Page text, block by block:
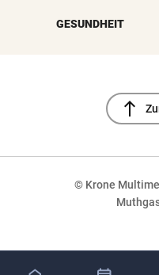
GESUNDHEIT
north
© Krone
NaN%